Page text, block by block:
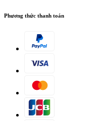
Phương thức thanh toán